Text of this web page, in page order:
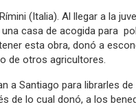
(Italia). Al llegar a la
casa de acogida para
esta obra, donó a
de otros agricultores.
a Santiago para librarles de
de lo cual donó, a los